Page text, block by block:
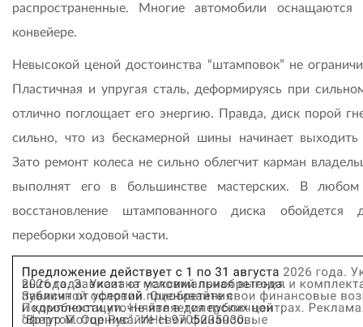
распространенные. Многие автомобили
конвейере.
Невысокой ценой достоинства “штамповок” не
Пластичная и упругая сталь, деформируясь при
отлично поглощает его энергию. Правда, диск порой
сильно, что из бескамерной шины начинает выходить
Зато ремонт колеса не сильно облегчит карман
выполнят его в большинстве мастерских. В любом
восстановление штампованного диска обойдется
переборки ходовой части.